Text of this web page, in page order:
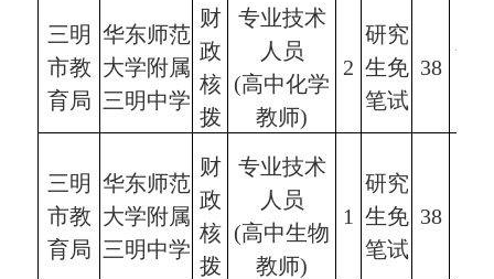
三明
市教
育局
华东师范
大学附属
三明中学
财
政
核
拨
专业技术
人员
(高中化学
教师)
2
研究
生免
笔试
38
化
三明
市教
育局
华东师范
大学附属
三明中学
财
政
核
拨
专业技术
人员
(高中生物
教师)
1
研究
生免
笔试
38